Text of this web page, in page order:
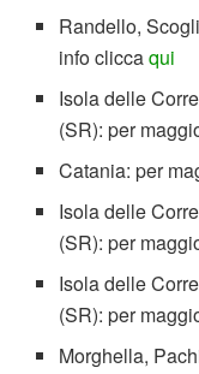
Randello,
info cliccaqui
Isola delle
(SR): per
Catania: per
Isola delle
(SR): per
Isola delle
(SR): per
Morghella,